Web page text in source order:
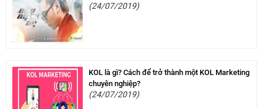
(24/07/2019)
KOL là gì? Cách để trở thành một KOL Marketing
chuyên nghiệp?
(24/07/2019)